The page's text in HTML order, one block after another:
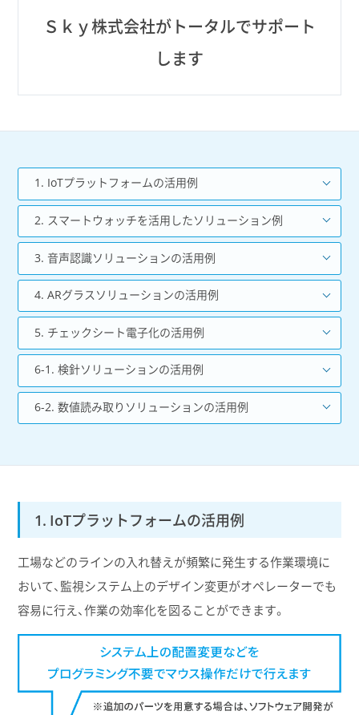
Ｓｋｙ株式会社がトータルでサポート
します
1. IoTプラットフォームの活用例
2. スマートウォッチを活用したソリューション例
3. 音声認識ソリューションの活用例
4. ARグラスソリューションの活用例
5. チェックシート電子化の活用例
6-1. 検針ソリューションの活用例
6-2. 数値読み取りソリューションの活用例
1. IoTプラットフォームの活用例
工場などのラインの入れ替えが頻繁に発生する作業環境に
おいて、監視システム上のデザイン変更がオペレーターでも
容易に行え、作業の効率化を図ることができます。